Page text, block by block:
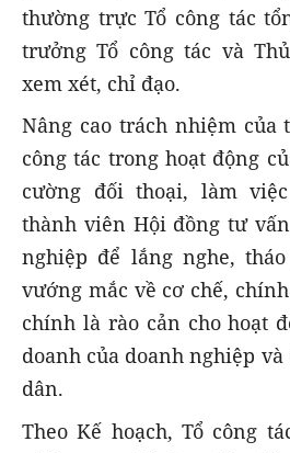
thường trực Tổ công tác
trưởng Tổ công tác và
xem xét, chỉ đạo.
Nâng cao trách nhiệm của
công tác trong hoạt động
cường đối thoại, làm
thành viên Hội đồng tư
nghiệp để lắng nghe,
vướng mắc về cơ chế,
chính là rào cản cho hoạt
doanh của doanh nghiệp
dân.
Theo Kế hoạch, Tổ công